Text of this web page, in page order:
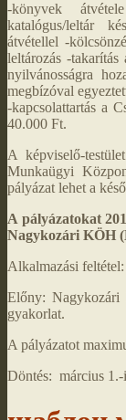
-könyvek
katalógus/leltár
átvétellel -
leltározás -
nyilvánosságra
megbízóval
-kapcsolattartás a
40.000 Ft.
A képviselő-
Munkaügyi
pályázat lehet a
A pályázatokat
Nagykozári KÖH
Alkalmazási
Előny: Nagykozári
gyakorlat.
A pályázatot
Döntés: március 1.-